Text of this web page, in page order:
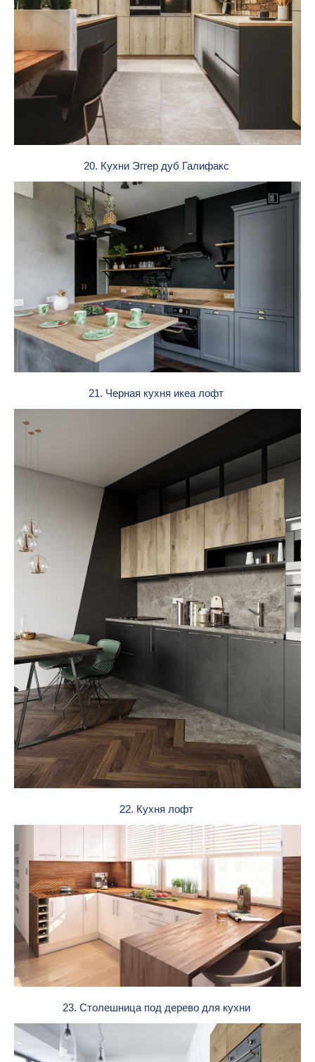
20. Кухни Эггер дуб Галифакс
21. Черная кухня икеа лофт
22. Кухня лофт
23. Столешница под дерево для кухни